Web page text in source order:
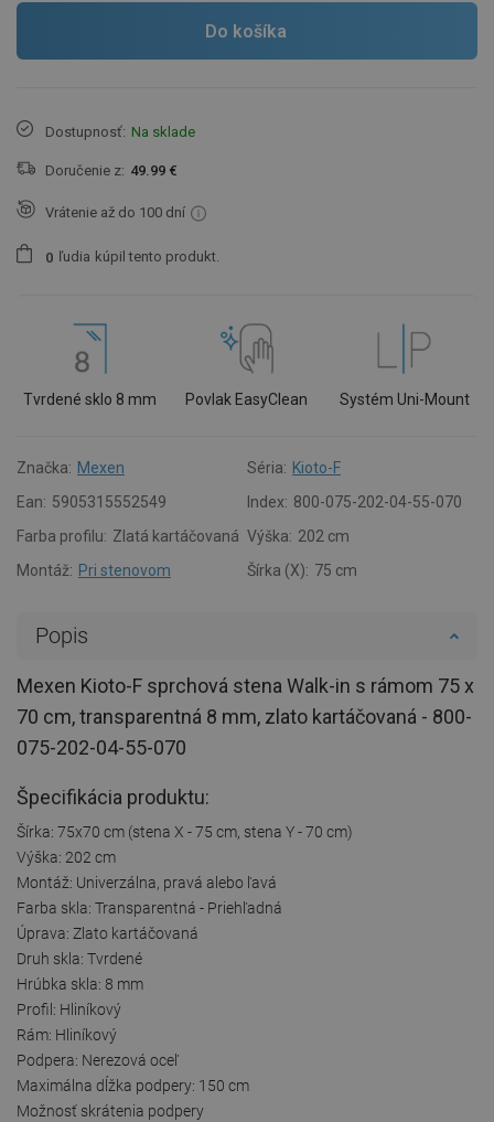
Do košíka
Dostupnosť: Na sklade
Doručenie z: 49.99 €
Vrátenie až do 100 dní
0 ľudia kúpil tento produkt.
Tvrdené sklo 8 mm Povlak EasyClean Systém Uni-Mount
Značka: Mexen Séria: Kioto-F
Ean: 5905315552549 Index: 800-075-202-04-55-070
Farba profilu: Zlatá kartáčovaná Výška: 202 cm
Montáž: Pri stenovom Šírka (X): 75 cm
Popis
Mexen Kioto-F sprchová stena Walk-in s rámom 75 x
70 cm, transparentná 8 mm, zlato kartáčovaná - 800-
075-202-04-55-070
Špecifikácia produktu:
Šírka: 75x70 cm (stena X - 75 cm, stena Y - 70 cm)
Výška: 202 cm
Montáž: Univerzálna, pravá alebo ľavá
Farba skla: Transparentná - Priehľadná
Úprava: Zlato kartáčovaná
Druh skla: Tvrdené
Hrúbka skla: 8 mm
Profil: Hliníkový
Rám: Hliníkový
Podpera: Nerezová oceľ
Maximálna dĺžka podpery: 150 cm
Možnosť skrátenia podpery